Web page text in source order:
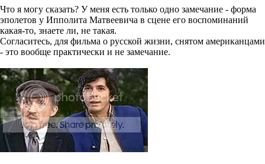
Что я могу сказать? У меня есть только одно замечание - форма
эполетов у Ипполита Матвеевича в сцене его воспоминаний
какая-то, знаете ли, не такая.
Согласитесь, для фильма о русской жизни, снятом американцами
- это вообще практически и не замечание.